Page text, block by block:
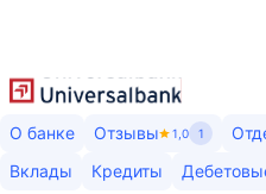
О банке Отзывы 1,0 1
Вклады Кредиты